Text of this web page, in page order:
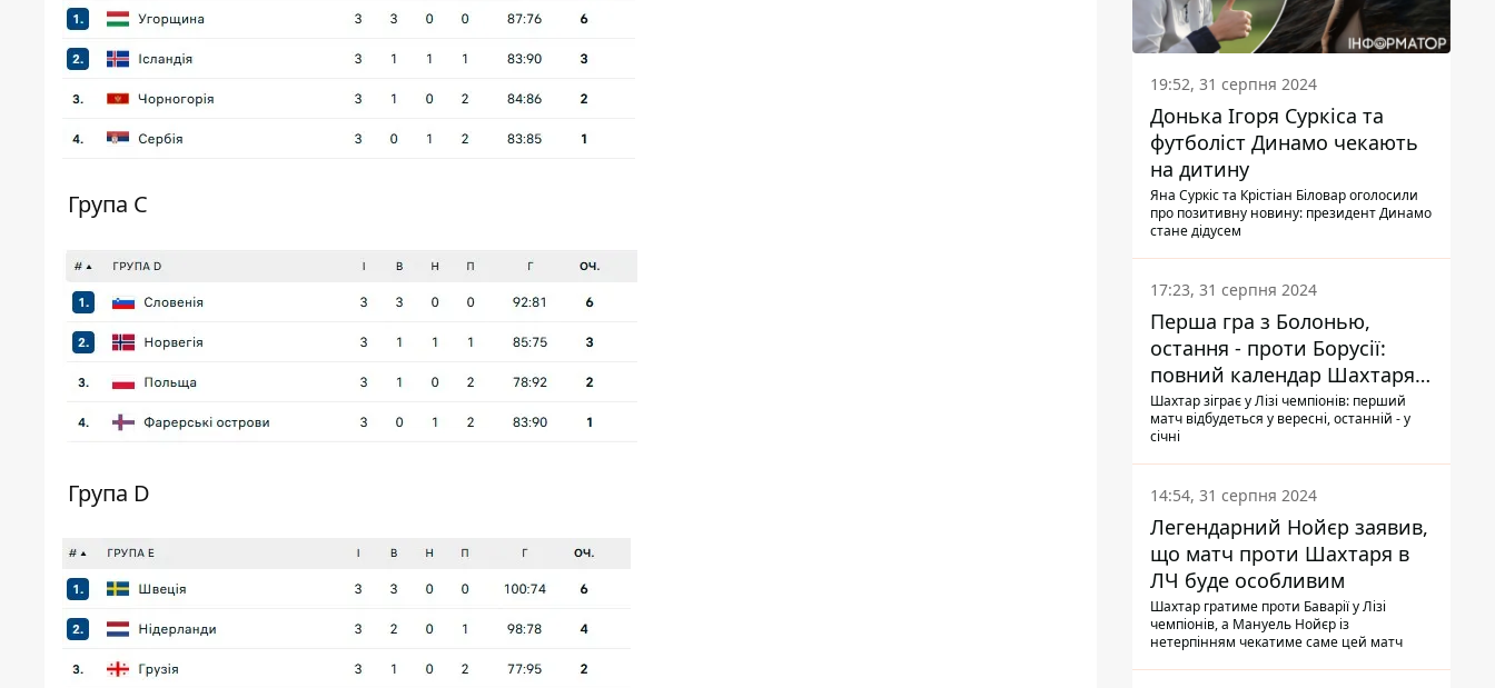
Група С
Група D
19:52, 31 серпня 2024
Донька Ігоря Суркіса та
футболіст Динамо чекають
на дитину
Яна Суркіс та Крістіан Біловар оголосили
про позитивну новину: президент Динамо
стане дідусем
17:23, 31 серпня 2024
Перша гра з Болонью,
остання - проти Борусії:
повний календар Шахтаря в
новій ЛЧ
Шахтар зіграє у Лізі чемпіонів: перший
матч відбудеться у вересні, останній - у
січні
14:54, 31 серпня 2024
Легендарний Нойєр заявив,
що матч проти Шахтаря в
ЛЧ буде особливим
Шахтар гратиме проти Баварії у Лізі
чемпіонів, а Мануель Нойєр із
нетерпінням чекатиме саме цей матч